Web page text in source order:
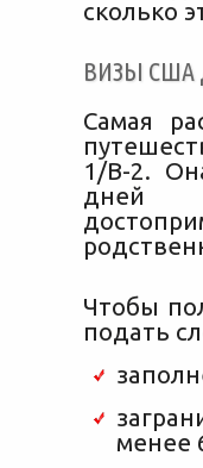
сколько
ВИЗЫ США
Самая
1/B-2.
дней
Чтобы
подать
менее